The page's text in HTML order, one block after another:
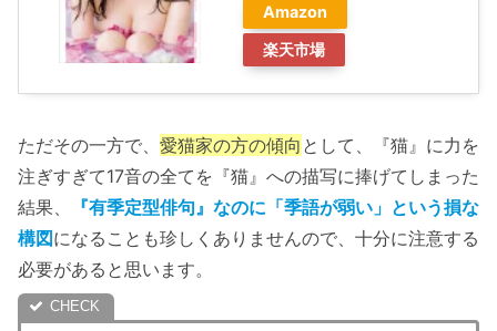
Amazon
楽天市場
ただその一方で、 愛猫家の方の傾向 として、『猫』に力を
注ぎすぎて17音の全てを『猫』への描写に捧げてしまった
結果、
『有季定型俳句』なのに「季語が弱い」という損な
構図になることも珍しくありませんので、十分に注意する
必要があると思います。